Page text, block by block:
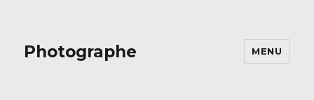
Photographe MENU